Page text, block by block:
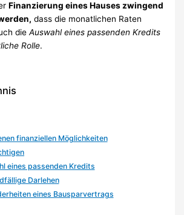
Finanzierung eines Hauses zwingend
dass die monatlichen Raten
dieAuswahl eines passenden Kredits
Rolle.
finanziellen Möglichkeiten
eines passenden Kredits
Darlehen
eines Bausparvertrags